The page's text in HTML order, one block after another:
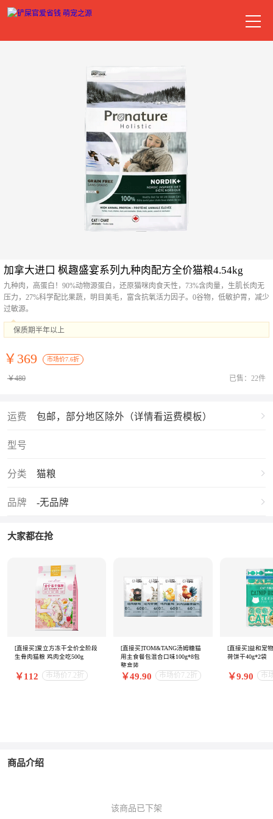
加拿大进口 枫趣盛宴系列九种肉配方全价猫粮4.54kg
九种肉，高蛋白！90%动物源蛋白，还原猫咪肉食天性，73%含肉量，生肌长肉无
压力，27%科学配比果蔬，明目美毛，富含抗氧活力因子。0谷物，低敏护胃，减少
过敏源。
保质期半年以上
￥369 市场价7.6折
￥480 已售：22件
运费 包邮，部分地区除外（详情看运费模板）
型号
分类 猫粮
品牌 -无品牌
大家都在抢
[直接买]爱立方冻干全价全阶段
生骨肉猫粮 鸡肉全吃500g
￥112 市场价7.2折
[直接买]TOM&TANG汤姆糖猫
用主食餐包混合口味100g*8包
整盒装
￥49.90 市场价7.2折
[直接买]益和宠
荷饼干40g*2袋
￥9.90 市
商品介绍
该商品已下架